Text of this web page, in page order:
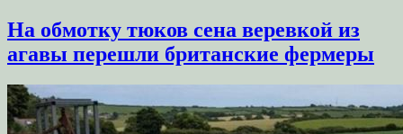
На обмотку тюков сена веревкой из
агавы перешли британские фермеры